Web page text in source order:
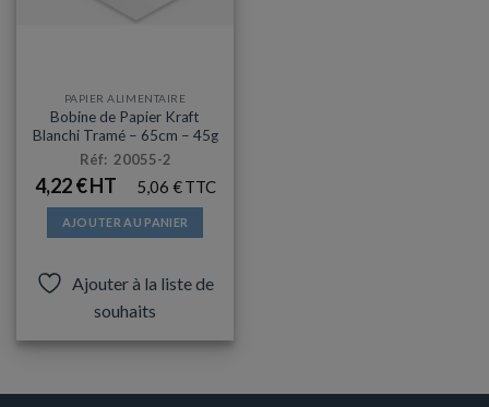
PAPIER ALIMENTAIRE
Bobine de Papier Kraft
Blanchi Tramé – 65cm – 45g
Réf: 20055-2
4,22€ 5,06 €
AJOUTER AU PANIER
Ajouter à la liste de
souhaits